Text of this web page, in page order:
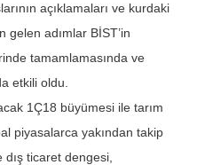
açıklamaları ve kurdaki
gelen adımlar BİST’in
tamamlamasında ve
etkili oldu.
1Ç18 büyümesi ile tarım
piyasalarca yakından takip
ticaret dengesi,